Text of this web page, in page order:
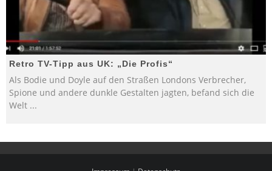
Retro TV-Tipp aus UK: „Die Profis“
Als Bodie und Doyle auf den Straßen Londons Verbrecher,
Spione und andere dunkle Gestalten jagten, befand sich die
Welt ...